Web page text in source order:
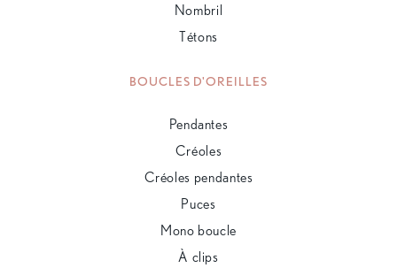
Nombril
Tétons
BOUCLES D'OREILLES
Pendantes
Créoles
Créoles pendantes
Puces
Mono boucle
À clips